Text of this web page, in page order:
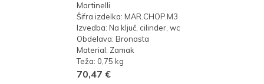
Martinelli
Šifra izdelka: MAR.CHOP.M3
Izvedba: Na ključ, cilinder, wc
Obdelava: Bronasta
Material: Zamak
Teža: 0,75 kg
70,47 €